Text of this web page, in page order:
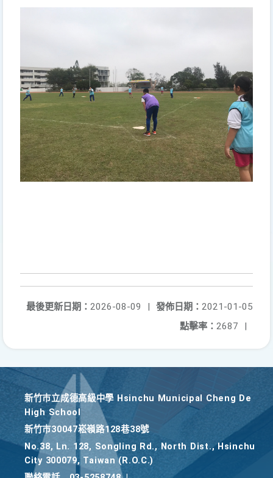
發佈日期： 2021-01-05
最後更新日期： 2026-08-09
|
點擊率： 2687 |
新竹巿立成德高級中學 Hsinchu Municipal Cheng De
High School
新竹巿30047崧嶺路128巷38號
No.38, Ln. 128, Songling Rd., North Dist., Hsinchu
City 300079, Taiwan (R.O.C.)